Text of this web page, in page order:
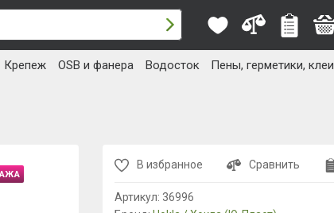
Крепеж OSB и фанера Водосток Пены, герметики, клеи
В избранное Сравнить
Артикул: 36996